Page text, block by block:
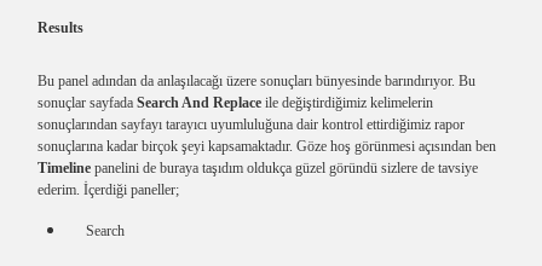
Results
Bu panel adından da anlaşılacağı üzere sonuçları bünyesinde barındırıyor. Bu
sonuçlar sayfada Search And Replace ile değiştirdiğimiz kelimelerin
sonuçlarından sayfayı tarayıcı uyumluluğuna dair kontrol ettirdiğimiz rapor
sonuçlarına kadar birçok şeyi kapsamaktadır. Göze hoş görünmesi açısından ben
Timeline panelini de buraya taşıdım oldukça güzel göründü sizlere de tavsiye
ederim. İçerdiği paneller;
Search